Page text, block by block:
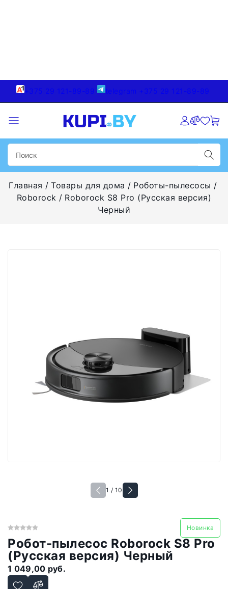
+375 29 121-89-89 telegram +375 29 121-89-89
Главная Товары для дома
Роботы-пылесосы
Roborock
Roborock S8 Pro (Русская версия)
Черный
1 / 10
Новинка
Робот-пылесос Roborock S8 Pro
(Русская версия) Черный
1 049,00 руб.